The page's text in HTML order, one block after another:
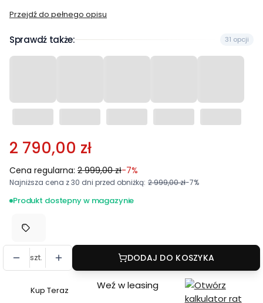
Przejdź do pełnego opisu
Sprawdź także: 31 opcji
2 790,00 zł
Cena regularna: 2 999,00 zł-7%
Najniższa cena z 30 dni przed obniżką: 2 999,00 zł-7%
Produkt dostepny w magazynie
szt. DODAJ DO KOSZYKA
Szybki
Kup Teraz Weź w leasing